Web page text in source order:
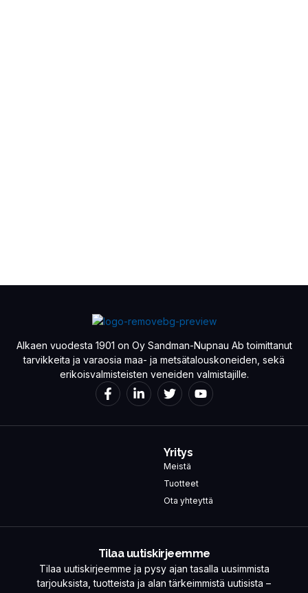
Alkaen vuodesta 1901 on Oy Sandman-Nupnau Ab toimittanut
tarvikkeita ja varaosia maa- ja metsätalouskoneiden, sekä
erikoisvalmisteisten veneiden valmistajille.
Yritys
Meistä
Tuotteet
Ota yhteyttä
Tilaa uutiskirjeemme
Tilaa uutiskirjeemme ja pysy ajan tasalla uusimmista
tarjouksista, tuotteista ja alan tärkeimmistä uutisista –